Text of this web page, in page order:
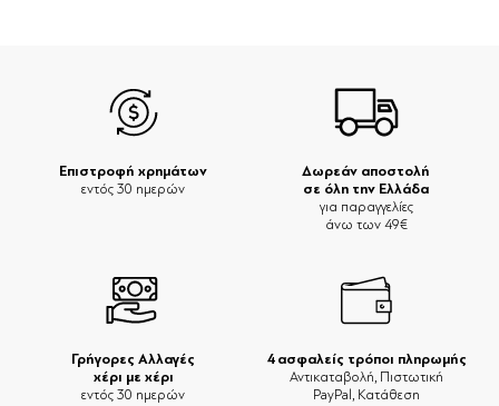
Δωρεάν αποστολή
σε όλη την Ελλάδα
για παραγγελίες
άνω των 49€
Επιστροφή χρημάτων
εντός 30 ημερών
Γρήγορες Αλλαγές
χέρι με χέρι
εντός 30 ημερών
4 ασφαλείς τρόποι πληρωμής
Αντικαταβολή, Πιστωτική
PayPal, Κατάθεση